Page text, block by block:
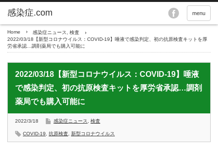
menu
Home 感染症ニュース
検査
2022/03/18【新型コロナウイルス：COVID-19】唾液で感染判定、初の抗原検査キットを厚
労省承認…調剤薬局でも購入可能に
2022/03/18【新型コロナウイルス：COVID-19】唾液
で感染判定、初の抗原検査キットを厚労省承認…調剤
薬局でも購入可能に
2022/3/18 感染症ニュース 検査
COVID-19 抗原検査 新型コロナウイルス